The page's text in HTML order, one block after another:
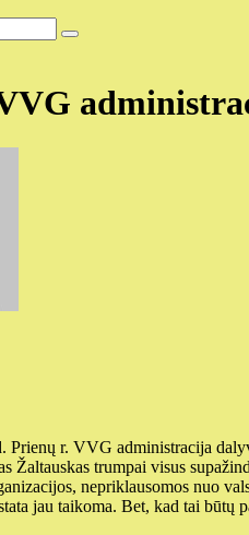
Prienų r. VVG administracija
Žaltauskas trumpai visus
nepriklausomos nuo
jau taikoma. Bet, kad tai